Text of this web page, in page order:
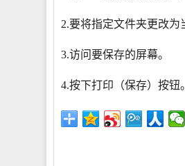
2.要将指定文件夹更改为
3.访问要保存的屏幕。
4.按下打印（保存）按钮